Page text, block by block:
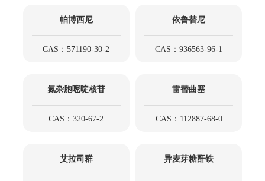
帕博西尼
CAS：571190-30-2
依鲁替尼
CAS：936563-96-1
氮杂胞嘧啶核苷
CAS：320-67-2
雷替曲塞
CAS：112887-68-0
艾拉司群 异麦芽糖酐铁